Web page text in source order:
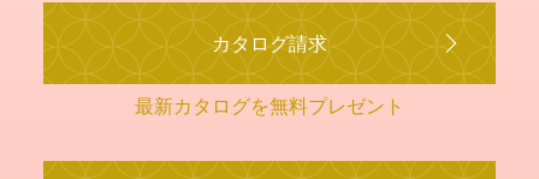
カタログ請求
最新カタログを無料プレゼント